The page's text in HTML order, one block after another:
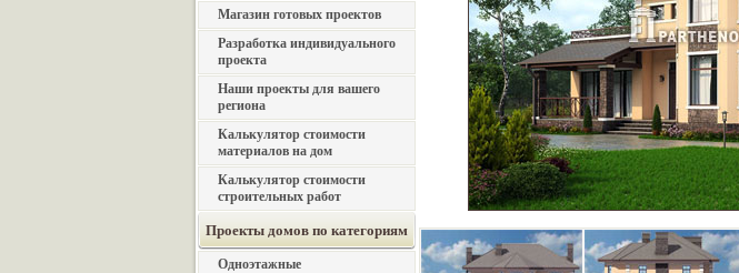
Магазин готовых проектов
Разработка индивидуального
проекта
Наши проекты для вашего
региона
Калькулятор стоимости
материалов на дом
Калькулятор стоимости
строительных работ
Проекты домов по категориям
Одноэтажные